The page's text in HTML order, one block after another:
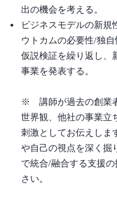
出の機会を考える。
ビジネスモデルの新規
ウトカムの必要性/独
仮説検証を繰り返し、
事業を発表する。
※ 講師が過去の創業
世界観、他社の事業立
刺激としてお伝えしま
や自己の視点を深く掘
で統合/融合する支援
さい。